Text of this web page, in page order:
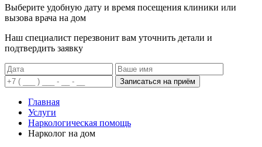
Выберите удобную дату и время посещения клиники или
вызова врача на дом
Наш специалист перезвонит вам уточнить детали и
подтвердить заявку
Записаться на приём
Главная
Услуги
Наркологическая помощь
Нарколог на дом